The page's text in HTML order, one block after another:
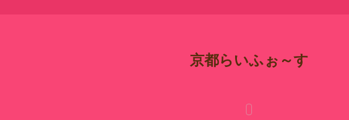
京都らいふぉ～す